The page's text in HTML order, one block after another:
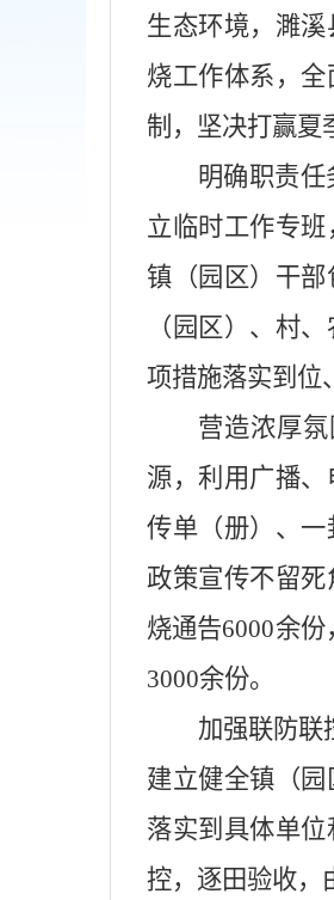
生态环境，濉
烧工作体系，
制，坚决打赢夏
明确职责
立临时工作专
镇（园区）干
（园区）、村
项措施落实到位
营造浓厚
源，利用广播
传单（册）、
政策宣传不留
烧通告6000余
3000余份。
加强联防联
建立健全镇（
落实到具体单
控，逐田验收，